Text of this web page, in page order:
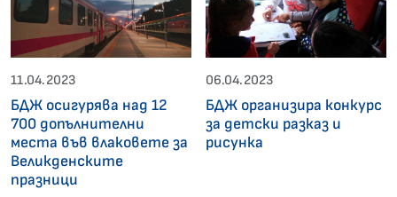
11.04.2023
БДЖ осигурява над 12
700 допълнителни
места във влаковете за
Великденските
празници
06.04.2023
БДЖ организира конкурс
за детски разказ и
рисунка